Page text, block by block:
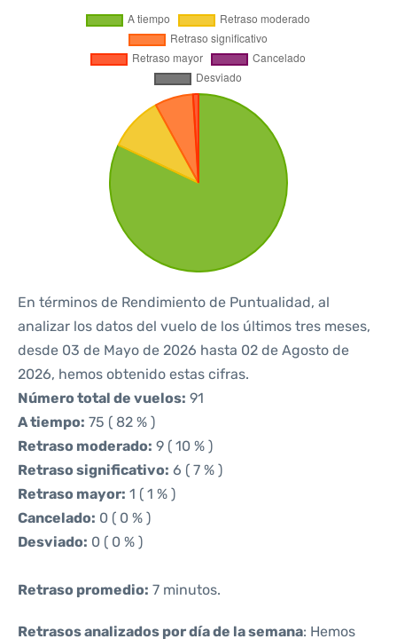
En términos de Rendimiento de Puntualidad, al
analizar los datos del vuelo de los últimos tres meses,
desde 03 de Mayo de 2026 hasta 02 de Agosto de
2026, hemos obtenido estas cifras.
Número total de vuelos: 91
A tiempo: 75 ( 82 % )
Retraso moderado: 9 ( 10 % )
Retraso significativo: 6 ( 7 % )
Retraso mayor: 1 ( 1 % )
Cancelado: 0 ( 0 % )
Desviado: 0 ( 0 % )
Retraso promedio: 7 minutos.
Retrasos analizados por día de la semana: Hemos